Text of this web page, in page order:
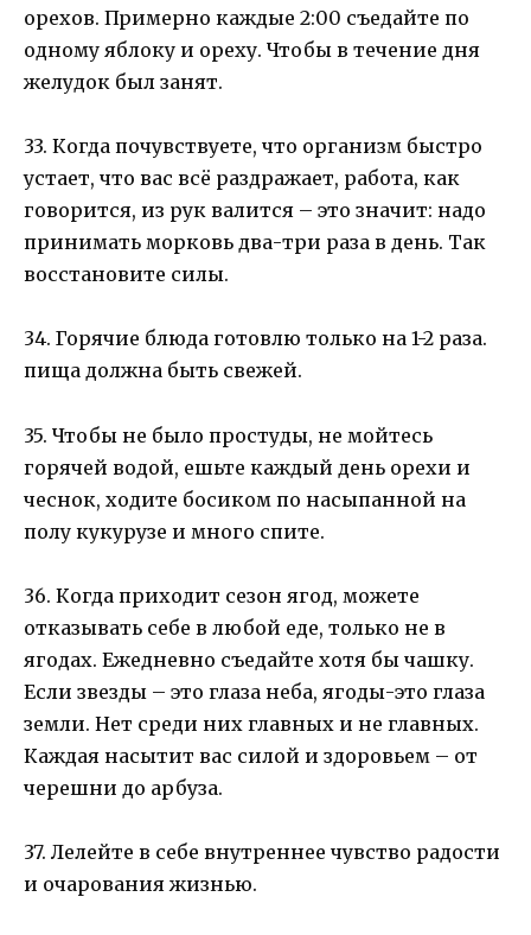
орехов. Примерно каждые 2:00 съедайте по
одному яблоку и ореху. Чтобы в течение дня
желудок был занят.
33. Когда почувствуете, что организм быстро
устает, что вас всё раздражает, работа, как
говорится, из рук валится – это значит: надо
принимать морковь два-три раза в день. Так
восстановите силы.
34. Горячие блюда готовлю только на 1-2 раза.
пища должна быть свежей.
35. Чтобы не было простуды, не мойтесь
горячей водой, ешьте каждый день орехи и
чеснок, ходите босиком по насыпанной на
полу кукурузе и много спите.
36. Когда приходит сезон ягод, можете
отказывать себе в любой еде, только не в
ягодах. Ежедневно съедайте хотя бы чашку.
Если звезды – это глаза неба, ягоды-это глаза
земли. Нет среди них главных и не главных.
Каждая насытит вас силой и здоровьем – от
черешни до арбуза.
37. Лелейте в себе внутреннее чувство радости
и очарования жизнью.